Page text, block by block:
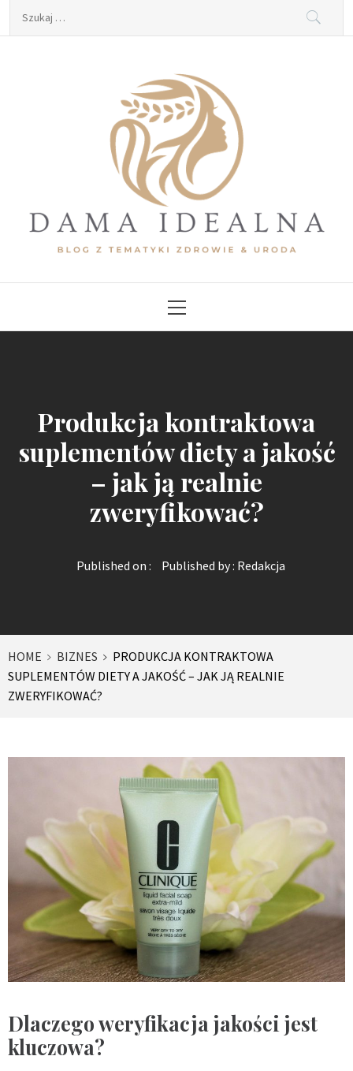
Szukaj:
Dama Idealna
Menu
Produkcja kontraktowa
suplementów diety a jakość
– jak ją realnie
zweryfikować?
Published on : Published by : Redakcja
HOME BIZNES
PRODUKCJA KONTRAKTOWA
SUPLEMENTÓW DIETY A JAKOŚĆ – JAK JĄ REALNIE
ZWERYFIKOWAĆ?
Dlaczego weryfikacja jakości jest
kluczowa?